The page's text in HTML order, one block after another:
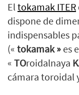
Eltokamak ITER
dispone de
indispensables
(« tokamak » es
« TOroidalnaya
cámara toroidal